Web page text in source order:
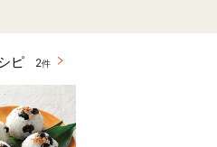
ピ 2件